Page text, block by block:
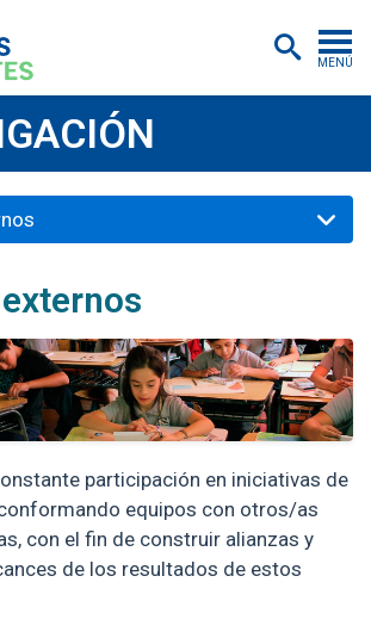
MENÚ
Cursos
y diplomados
educativas
Publicaciones
Quiénes somos
Inscripciones
Certificados digitales
Aulas virtuales
participación en iniciativas de
equipos con otros/as
con el fin de construir alianzas y
de los resultados de estos